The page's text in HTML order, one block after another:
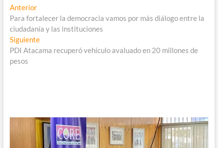
Navegación
de
entradas
AnteriorEntrada
anterior:
Para fortalecer la democracia vamos por más diálogo entre la
ciudadanía y las instituciones
SiguienteEntrada
siguiente:
PDI Atacama recuperó vehículo avaluado en 20 millones de
pesos